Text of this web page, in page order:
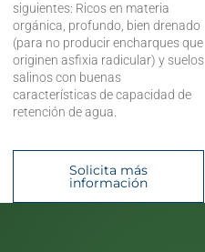
siguientes: Ricos en materia
orgánica, profundo, bien drenado
(para no producir encharques que
originen asfixia radicular) y suelos
salinos con buenas
características de capacidad de
retención de agua.
Solicita más
información